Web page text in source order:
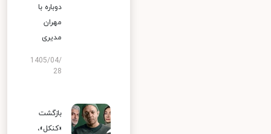
دوباره با
مهران
مدیری
1405/04/
28
بازگشت
«کنکل»،